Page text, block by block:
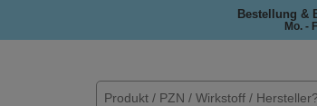
Bestellung &
Mo. -